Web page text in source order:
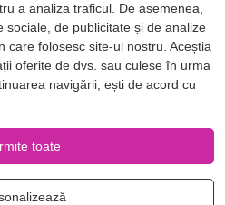
a analiza traficul. De asemenea,
sociale, de publicitate și de analize
care folosesc site-ul nostru. Aceștia
oferite de dvs. sau culese în urma
navigării, ești de acord cu
toate